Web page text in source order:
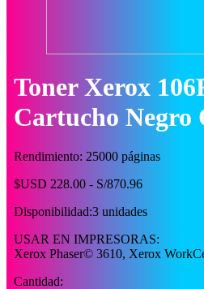
Toner Xerox
Cartucho Negro
Rendimiento: 25000 páginas
$USD 228.00 - S/870.96
Disponibilidad:3 unidades
USAR EN IMPRESORAS:
Xerox Phaser© 3610, Xerox
Cantidad: